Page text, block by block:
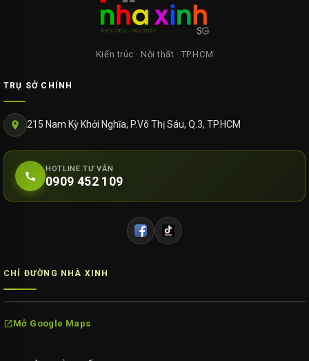
Kiến trúc · Nội thất · TP.HCM
TRỤ SỞ CHÍNH
215 Nam Kỳ Khởi Nghĩa, P.Võ Thị Sáu, Q.3, TP.HCM
HOTLINE TƯ VẤN
0909 452 109
CHỈ ĐƯỜNG NHÀ XINH
Mở Google Maps